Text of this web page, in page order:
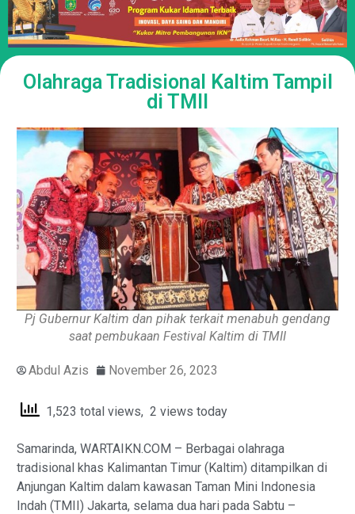
Olahraga Tradisional Kaltim Tampil
di TMII
Pj Gubernur Kaltim dan pihak terkait menabuh gendang
saat pembukaan Festival Kaltim di TMII
Abdul Azis November 26, 2023
1,523 total views, 2 views today
Samarinda, WARTAIKN.COM – Berbagai olahraga
tradisional khas Kalimantan Timur (Kaltim) ditampilkan di
Anjungan Kaltim dalam kawasan Taman Mini Indonesia
Indah (TMII) Jakarta, selama dua hari pada Sabtu –